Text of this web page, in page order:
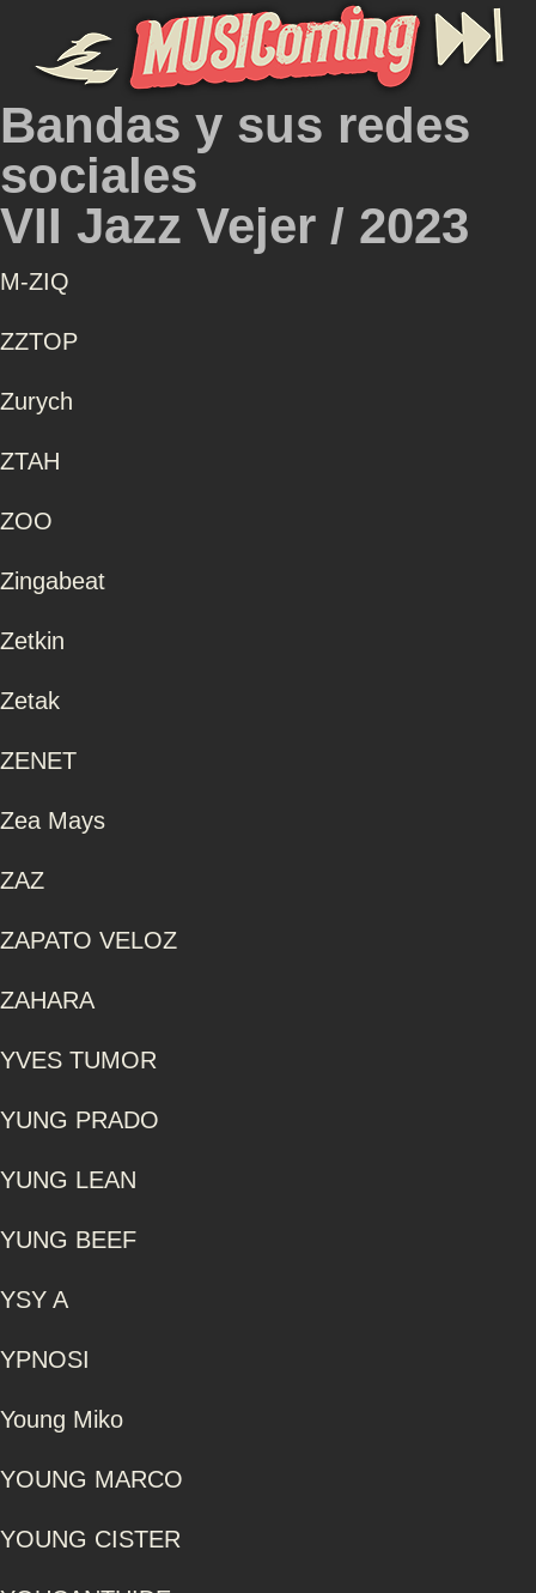
Bandas y sus redes
sociales
VII Jazz Vejer / 2023
Μ-ZIQ
ZZTOP
Zurych
ZTAH
ZOO
Zingabeat
Zetkin
Zetak
ZENET
Zea Mays
ZAZ
ZAPATO VELOZ
ZAHARA
YVES TUMOR
YUNG PRADO
YUNG LEAN
YUNG BEEF
YSY A
YPNOSI
Young Miko
YOUNG MARCO
YOUNG CISTER